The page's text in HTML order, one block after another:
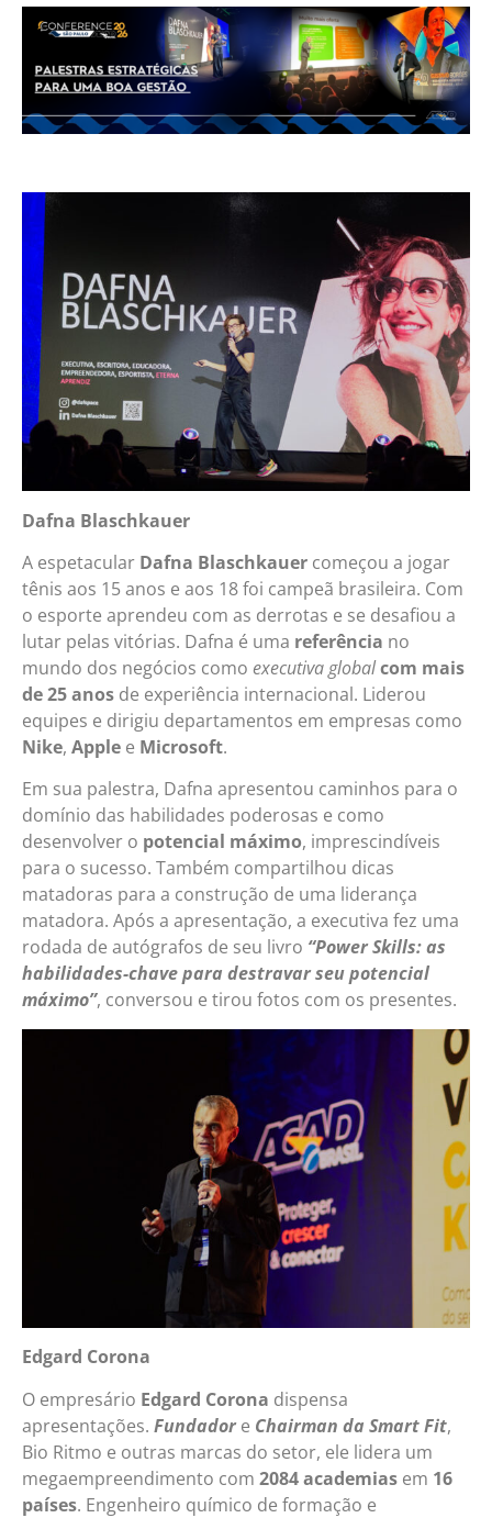
Dafna Blaschkauer
A espetacular Dafna Blaschkauer começou a jogar
tênis aos 15 anos e aos 18 foi campeã brasileira. Com
o esporte aprendeu com as derrotas e se desafiou a
lutar pelas vitórias. Dafna é uma referência no
mundo dos negócios como executiva globalcom mais
de 25 anos de experiência internacional. Liderou
equipes e dirigiu departamentos em empresas como
Nike, Apple e Microsoft.
Em sua palestra, Dafna apresentou caminhos para o
domínio das habilidades poderosas e como
desenvolver o potencial máximo, imprescindíveis
para o sucesso. Também compartilhou dicas
matadoras para a construção de uma liderança
matadora. Após a apresentação, a executiva fez uma
rodada de autógrafos de seu livro “Power Skills: as
habilidades-chave para destravar seu potencial
máximo”, conversou e tirou fotos com os presentes.
Edgard Corona
O empresário Edgard Corona dispensa
apresentações. Fundadore Chairman da Smart Fit,
Bio Ritmo e outras marcas do setor, ele lidera um
megaempreendimento com 2084 academias em 16
países. Engenheiro químico de formação e